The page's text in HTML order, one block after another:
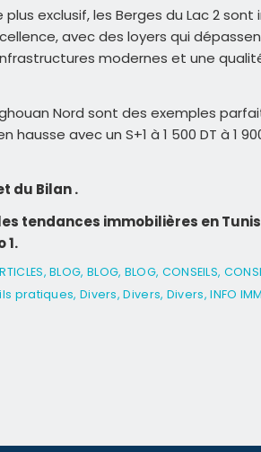
plus exclusif, les Berges du Lac 2
avec des loyers qui
modernes et une
Nord sont des exemples
avec un S+1 à 1 500 DT à 1
du Bilan .
tendances immobilières en
1.
,BLOG, BLOG, BLOG, CONSEILS,
pratiques, Divers,Divers, Divers,INFO